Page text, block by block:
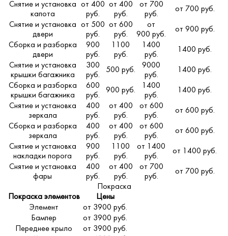
Снятие и установка
капота
от 400
руб.
от 400
руб.
от 700
руб.
от 700 руб.
Снятие и установка
двери
от 500
руб.
от 600
руб.
от
900 руб.
от 900 руб.
Сборка и разборка
двери
900
руб.
1100
руб.
1400
руб.
1400 руб.
Снятие и установка
крышки багажника
300
руб.
500 руб.
9000
руб.
1400 руб.
Сборка и разборка
крышки багажника
600
руб.
900 руб.
1400
руб.
1400 руб.
Снятие и установка
зеркала
400
руб.
от 400
руб.
от 600
руб.
от 600 руб.
Сборка и разборка
зеркала
400
руб.
от 400
руб.
от 600
руб.
от 600 руб.
Снятие и установка
накладки порога
900
руб.
1100
руб.
от 1400
руб.
от 1400 руб.
Снятие и установка
фары
400
руб.
от 400
руб.
от 700
руб.
от 700 руб.
Покраска
Покраска элементов
Цены
Элемент
от 3900 руб.
Бампер
от 3900 руб.
Переднее крыло
от 3900 руб.